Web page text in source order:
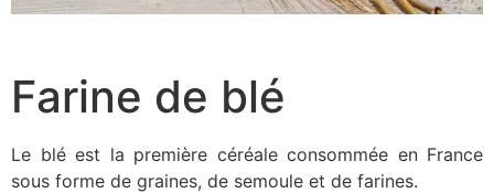
Farine de blé
Le blé est la première céréale consommée en France
sous forme de graines, de semoule et de farines.